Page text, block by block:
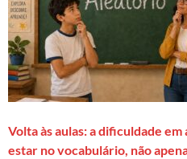
Volta às aulas: a dificuldade
estar no vocabulário, não